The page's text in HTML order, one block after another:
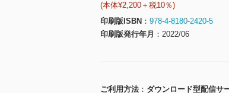
(本体¥2,200＋税10％)
印刷版ISBN
978-4-8180-2420-5
印刷版発行年月
2022/06
ご利用方法
ダウンロード型配信サ